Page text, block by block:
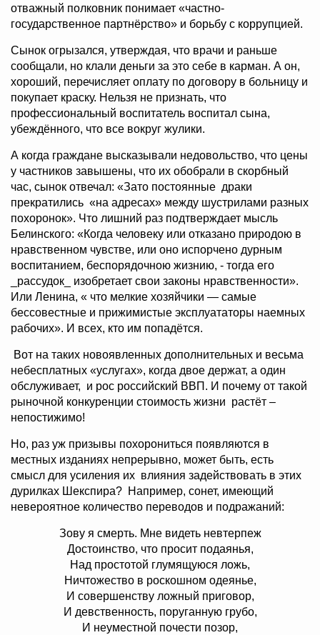
отважный полковник понимает «частно-
государственное партнёрство» и борьбу с коррупцией.
Сынок огрызался, утверждая, что врачи и раньше
сообщали, но клали деньги за это себе в карман. А он,
хороший, перечисляет оплату по договору в больницу и
покупает краску. Нельзя не признать, что
профессиональный воспитатель воспитал сына,
убеждённого, что все вокруг жулики.
А когда граждане высказывали недовольство, что цены
у частников завышены, что их обобрали в скорбный
час, сынок отвечал: «Зато постоянные драки
прекратились «на адресах» между шустрилами разных
похоронок». Что лишний раз подтверждает мысль
Белинского: «Когда человеку или отказано природою в
нравственном чувстве, или оно испорчено дурным
воспитанием, беспорядочною жизнию, - тогда его
_рассудок_ изобретает свои законы нравственности».
Или Ленина, « что мелкие хозяйчики — самые
бессовестные и прижимистые эксплуататоры наемных
рабочих». И всех, кто им попадётся.
Вот на таких новоявленных дополнительных и весьма
небесплатных «услугах», когда двое держат, а один
обслуживает, и рос российский ВВП. И почему от такой
рыночной конкуренции стоимость жизни растёт –
непостижимо!
Но, раз уж призывы похорониться появляются в
местных изданиях непрерывно, может быть, есть
смысл для усиления их влияния задействовать в этих
дурилках Шекспира? Например, сонет, имеющий
невероятное количество переводов и подражаний:
Зову я смерть. Мне видеть невтерпеж
Достоинство, что просит подаянья,
Над простотой глумящуюся ложь,
Ничтожество в роскошном одеянье,
И совершенству ложный приговор,
И девственность, поруганную грубо,
И неуместной почести позор,